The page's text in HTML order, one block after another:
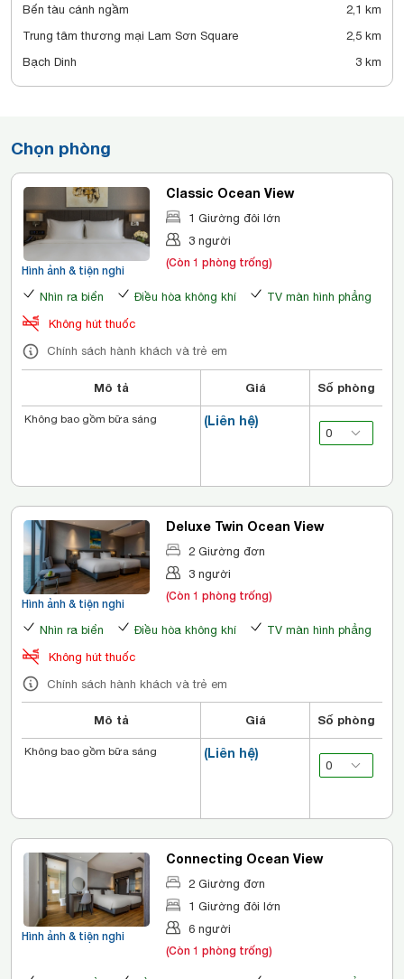
Bến tàu cánh ngầm
2,1 km
Trung tâm thương mại Lam Sơn Square
2,5 km
Bạch Dinh
3 km
Chọn phòng
Hình ảnh & tiện nghi
Classic Ocean View
1 Giường đôi lớn
3 người
(Còn 1 phòng trống)
Nhìn ra biển Điều hòa không khí
TV màn hình phẳng
Không hút thuốc
Chính sách hành khách và trẻ em
Mô tả Giá Số phòng
(Liên hệ)
Không bao gồm bữa sáng
Hình ảnh & tiện nghi
Deluxe Twin Ocean View
2 Giường đơn
3 người
(Còn 1 phòng trống)
Nhìn ra biển Điều hòa không khí
TV màn hình phẳng
Không hút thuốc
Chính sách hành khách và trẻ em
Mô tả Giá Số phòng
(Liên hệ)
Không bao gồm bữa sáng
Hình ảnh & tiện nghi
Connecting Ocean View
2 Giường đơn
1 Giường đôi lớn
6 người
(Còn 1 phòng trống)